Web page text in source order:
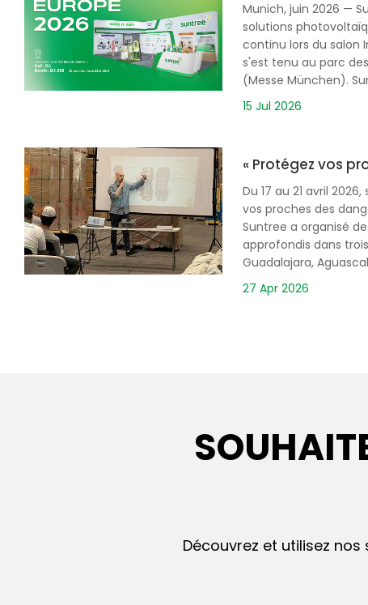
Munich, juin 2026 —
solutions
continu lors du salon
s'est tenu au parc
(Messe München).
15 Jul 2026
« Protégez vos
Du 17 au 21 avril
vos proches des
Suntree a organisé
approfondis dans
Guadalajara,
27 Apr 2026
Découvrez et utilisez